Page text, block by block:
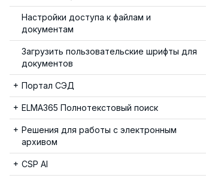
Настройки доступа к файлам и
документам
Загрузить пользовательские шрифты для
документов
Портал СЭД
ELMA365 Полнотекстовый поиск
Решения для работы с электронным
архивом
CSP AI